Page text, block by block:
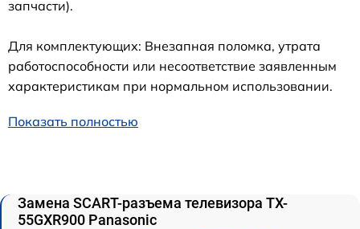
запчасти).
Для комплектующих: Внезапная поломка, утрата
работоспособности или несоответствие заявленным
характеристикам при нормальном использовании.
Показать полностью
Замена SCART-разъема телевизора TX-
55GXR900 Panasonic